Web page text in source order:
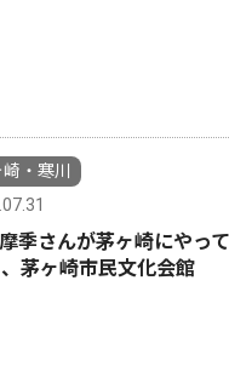
・寒川
季さんが茅ヶ崎にやっ
茅ヶ崎市民文化会館